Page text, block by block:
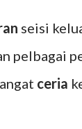
seisi
pelbagai
ceria